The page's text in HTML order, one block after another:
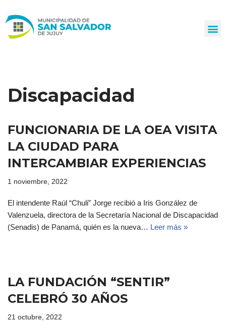
al
Discapacidad
FUNCIONARIA DE LA OEA VISITA
LA CIUDAD PARA
INTERCAMBIAR EXPERIENCIAS
1 noviembre, 2022
El intendente Raúl “Chuli” Jorge recibió a Iris González de
Valenzuela, directora de la Secretaría Nacional de Discapacidad
(Senadis) de Panamá, quién es la nueva… Leer más »
LA FUNDACIÓN “SENTIR”
CELEBRÓ 30 AÑOS
21 octubre, 2022